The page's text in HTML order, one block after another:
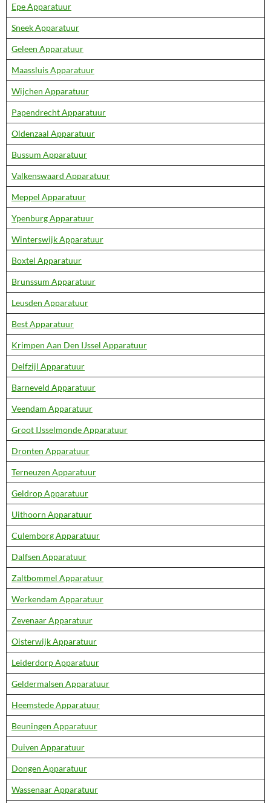
Epe Apparatuur
Sneek Apparatuur
Geleen Apparatuur
Maassluis Apparatuur
Wijchen Apparatuur
Papendrecht Apparatuur
Oldenzaal Apparatuur
Bussum Apparatuur
Valkenswaard Apparatuur
Meppel Apparatuur
Ypenburg Apparatuur
Winterswijk Apparatuur
Boxtel Apparatuur
Brunssum Apparatuur
Leusden Apparatuur
Best Apparatuur
Krimpen Aan Den IJssel Apparatuur
Delfzijl Apparatuur
Barneveld Apparatuur
Veendam Apparatuur
Groot IJsselmonde Apparatuur
Dronten Apparatuur
Terneuzen Apparatuur
Geldrop Apparatuur
Uithoorn Apparatuur
Culemborg Apparatuur
Dalfsen Apparatuur
Zaltbommel Apparatuur
Werkendam Apparatuur
Zevenaar Apparatuur
Oisterwijk Apparatuur
Leiderdorp Apparatuur
Geldermalsen Apparatuur
Heemstede Apparatuur
Beuningen Apparatuur
Duiven Apparatuur
Dongen Apparatuur
Wassenaar Apparatuur